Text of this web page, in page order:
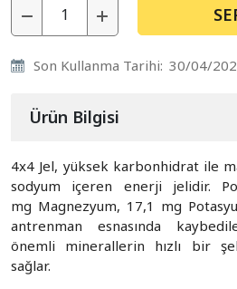
Son Kullanma Tarihi: 30/04/
Ürün Bilgisi
4x4 Jel, yüksek karbonhidrat ile
sodyum içeren enerji jelidir.
mg Magnezyum, 17,1 mg
antrenman esnasında
önemli minerallerin hızlı bir
sağlar.